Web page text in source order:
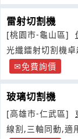
雷射切割機
[桃園市-龜山區]
光纖鐳射切割機
精細，免費詢價
玻璃切割機
[高雄市-仁武區]
線割,三軸同動,適